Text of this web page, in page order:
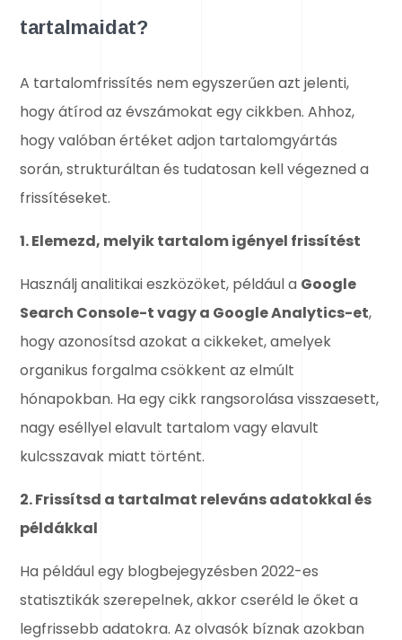
tartalmaidat?
A tartalomfrissítés nem egyszerűen azt jelenti,
hogy átírod az évszámokat egy cikkben. Ahhoz,
hogy valóban értéket adjon tartalomgyártás
során, strukturáltan és tudatosan kell végezned a
frissítéseket.
1. Elemezd, melyik tartalom igényel frissítést
Használj analitikai eszközöket, például a Google
Search Console-t vagy a Google Analytics-et,
hogy azonosítsd azokat a cikkeket, amelyek
organikus forgalma csökkent az elmúlt
hónapokban. Ha egy cikk rangsorolása visszaesett,
nagy eséllyel elavult tartalom vagy elavult
kulcsszavak miatt történt.
2. Frissítsd a tartalmat releváns adatokkal és
példákkal
Ha például egy blogbejegyzésben 2022-es
statisztikák szerepelnek, akkor cseréld le őket a
legfrissebb adatokra. Az olvasók bíznak azokban